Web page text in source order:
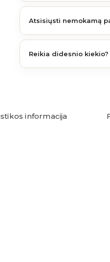
Atsisiųsti nemokamą
Reikia didesnio
informacija